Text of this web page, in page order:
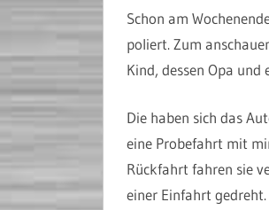
Schon am
poliert. Zum
Kind, dessen Opa
Die haben sich das
eine Probefahrt mit
Rückfahrt fahren sie
einer Einfahrt